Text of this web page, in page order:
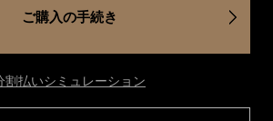
ご購入の手続き
割払いシミュレーション